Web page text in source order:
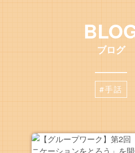
ブログ
#手話